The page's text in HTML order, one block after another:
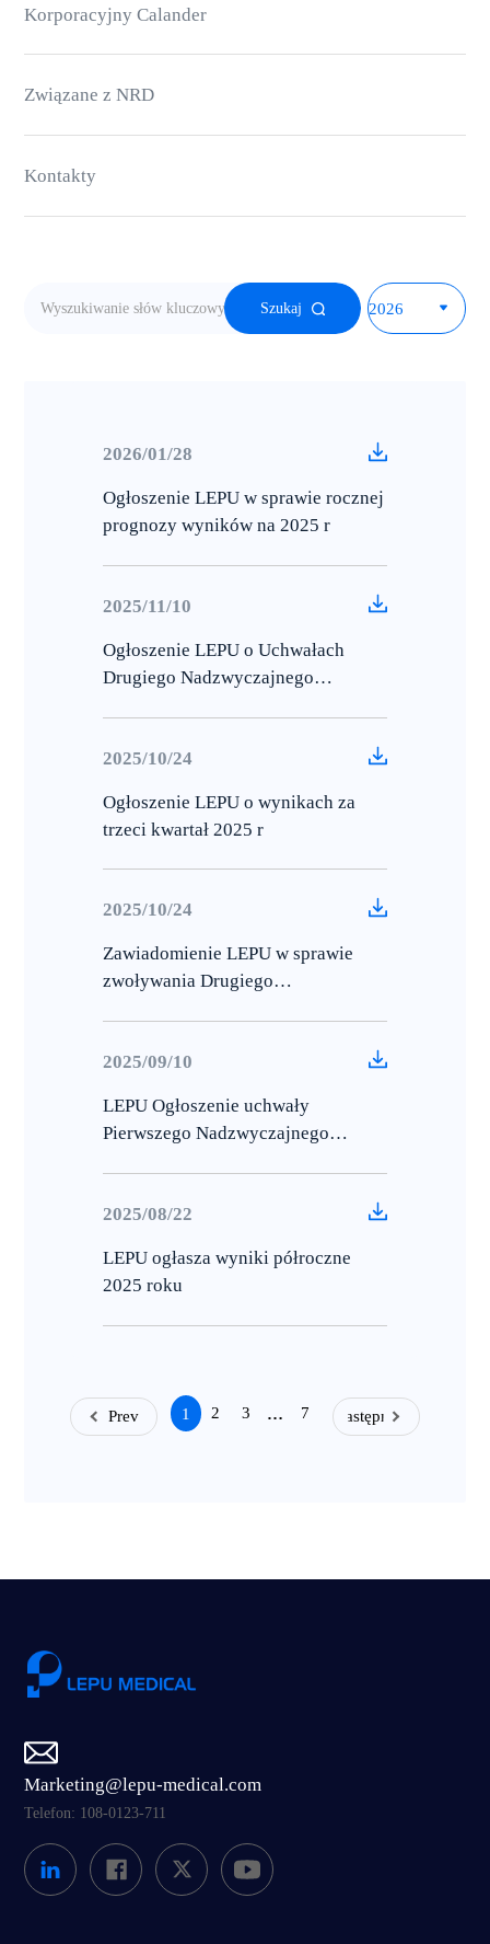
Korporacyjny Calander
Związane z NRD
Kontakty
Szukaj
2026/01/28
Ogłoszenie LEPU w sprawie rocznej
prognozy wyników na 2025 r
2025/11/10
Ogłoszenie LEPU o Uchwałach
Drugiego Nadzwyczajnego
2025/10/24
Ogłoszenie LEPU o wynikach za
trzeci kwartał 2025 r
2025/10/24
Zawiadomienie LEPU w sprawie
zwoływania Drugiego
2025/09/10
LEPU Ogłoszenie uchwały
Pierwszego Nadzwyczajnego
2025/08/22
LEPU ogłasza wyniki półroczne
2025 roku
Prev 1 2 3 … 7 Następny
Marketing@lepu-medical.com
Telefon: 108-0123-711